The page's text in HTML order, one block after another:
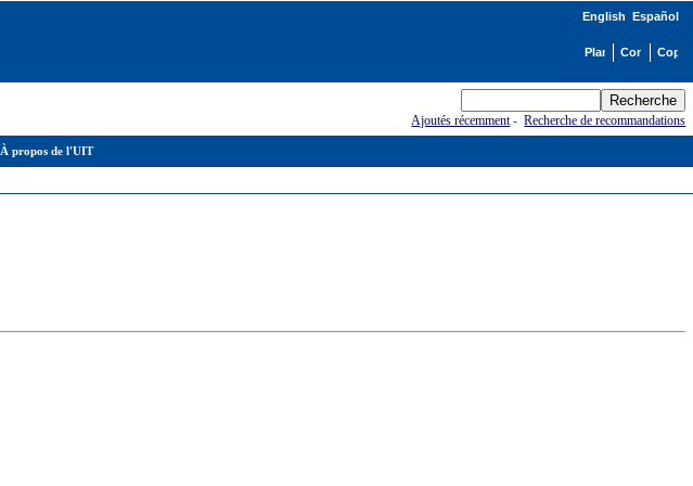
À propos de l'UIT
English Español
Ajoutés récemment-Recherche de recommandations